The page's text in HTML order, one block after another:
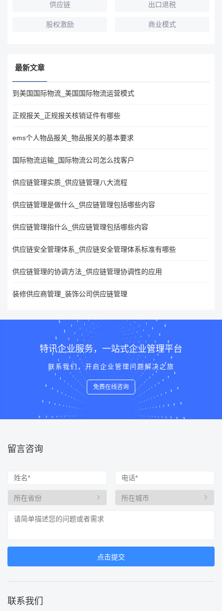
供应链 出口退税
股权激励 商业模式
最新文章
到美国国际物流_美国国际物流运营模式
正规报关_正规报关核销证件有哪些
ems个人物品报关_物品报关的基本要求
国际物流运输_国际物流公司怎么找客户
供应链管理实质_供应链管理八大流程
供应链管理是做什么_供应链管理包括哪些内容
供应链管理指什么_供应链管理包括哪些内容
供应链安全管理体系_供应链安全管理体系标准有哪些
供应链管理的协调方法_供应链管理协调性的应用
装修供应商管理_装饰公司供应链管理
特讯企业服务，一站式企业管理平台
联系我们，开启企业管理问题解决之旅
免费在线咨询
留言咨询
联系我们